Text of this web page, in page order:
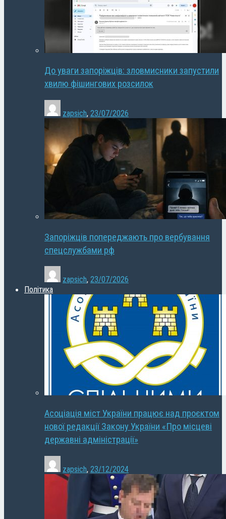
До уваги запоріжців: зловмисники запустили
хвилю фішингових розсилок
zapsich, 23/07/2026
Запоріжців попереджають про вербування
спецслужбами рф
zapsich, 23/07/2026
Політика
Асоціація міст України працює над проєктом
нової редакції Закону України «Про місцеві
державні адміністрації»
zapsich, 23/12/2024